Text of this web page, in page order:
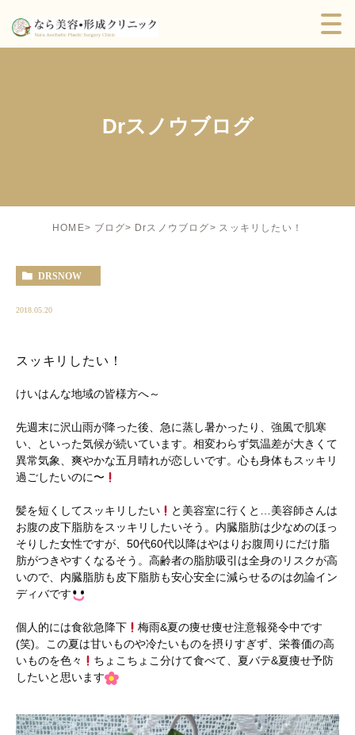
Drスノウブログ
HOME ブログ Drスノウブログ スッキリしたい！
DRSNOW
2018.05.20
スッキリしたい！
けいはんな地域の皆様方へ～
先週末に沢山雨が降った後、急に蒸し暑かったり、強風で肌寒
い、といった気候が続いています。相変わらず気温差が大きくて
異常気象、爽やかな五月晴れが恋しいです。心も身体もスッキリ
過ごしたいのに〜
髪を短くしてスッキリしたい
と美容室に行くと…美容師さんは
お腹の皮下脂肪をスッキリしたいそう。内臓脂肪は少なめのほっ
そりした女性ですが、50代60代以降はやはりお腹周りにだけ脂
肪がつきやすくなるそう。高齢者の脂肪吸引は全身のリスクが高
いので、内臓脂肪も皮下脂肪も安心安全に減らせるのは勿論イン
ディバです
個人的には食欲急降下
梅雨&夏の痩せ痩せ注意報発令中です
(笑)。この夏は甘いものや冷たいものを摂りすぎず、栄養価の高
いものを色々
ちょこちょこ分けて食べて、夏バテ&夏痩せ予防
したいと思います